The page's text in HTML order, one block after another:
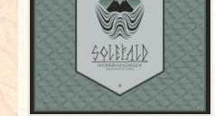
INTERVIEWS
SPECIALS